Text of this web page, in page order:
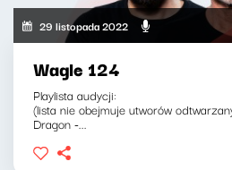
29 listopada 2022
Wagle 124
Playlista audycji:
(lista nie obejmuje utworów
Dragon -...